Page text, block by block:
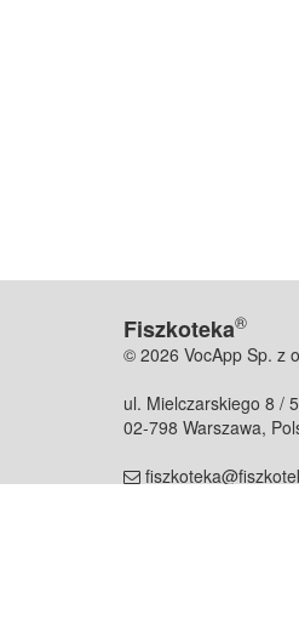
Fiszkoteka®
© 2026 VocApp Sp. z
ul. Mielczarskiego 8 /
02-798 Warszawa,